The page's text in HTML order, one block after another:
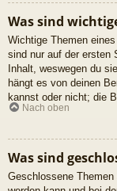
Was sind
Wichtige Themen
sind nur auf der ersten
Inhalt, weswegen du
hängt es von deinen
kannst oder nicht; die
Nach oben
Was sind
Geschlossene